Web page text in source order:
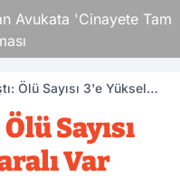
'Cinayete Tam
Ölü Sayısı 3'e Yükseldi,
Sayısı
Var